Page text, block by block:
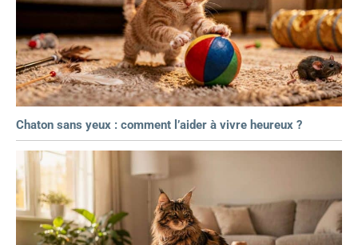
Chaton sans yeux : comment l’aider à vivre heureux ?